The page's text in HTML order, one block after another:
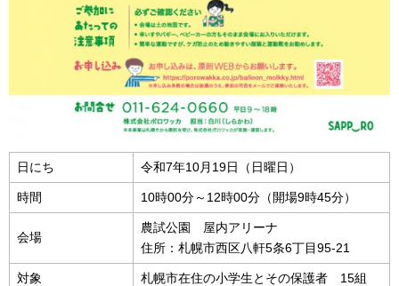
日にち 令和7年10月19日（日曜日）
時間 10時00分～12時00分（開場9時45分）
会場
農試公園 屋内アリーナ
住所：札幌市西区八軒5条6丁目95-21
対象 札幌市在住の小学生とその保護者 15組